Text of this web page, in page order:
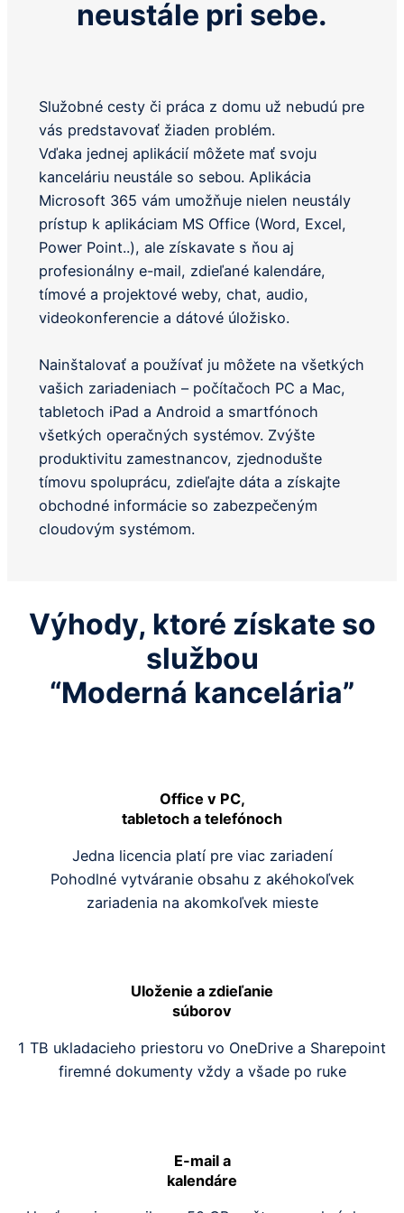
neustále pri sebe.
Služobné cesty či práca z domu už nebudú pre
vás predstavovať žiaden problém.
Vďaka jednej aplikácií môžete mať svoju
kanceláriu neustále so sebou. Aplikácia
Microsoft 365 vám umožňuje nielen neustály
prístup k aplikáciam MS Office (Word, Excel,
Power Point..), ale získavate s ňou aj
profesionálny e-mail, zdieľané kalendáre,
tímové a projektové weby, chat, audio,
videokonferencie a dátové úložisko.
Nainštalovať a používať ju môžete na všetkých
vašich zariadeniach – počítačoch PC a Mac,
tabletoch iPad a Android a smartfónoch
všetkých operačných systémov. Zvýšte
produktivitu zamestnancov, zjednodušte
tímovu spoluprácu, zdieľajte dáta a získajte
obchodné informácie so zabezpečeným
cloudovým systémom.
Výhody, ktoré získate so
službou
“Moderná kancelária”
Office v PC,
tabletoch a telefónoch
Jedna licencia platí pre viac zariadení
Pohodlné vytváranie obsahu z akéhokoľvek
zariadenia na akomkoľvek mieste
Uloženie a zdieľanie
súborov
1 TB ukladacieho priestoru vo OneDrive a Sharepoint
firemné dokumenty vždy a všade po ruke
E-mail a
kalendáre